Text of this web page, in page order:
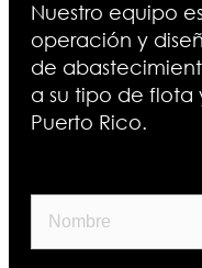
Nuestro equipo
operación y
de
a su tipo de flota
Puerto Rico.